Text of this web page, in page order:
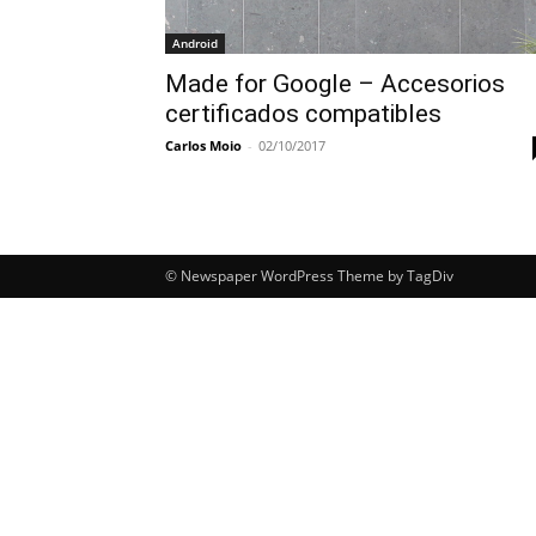
Android
Made for Google – Accesorios
certificados compatibles
Carlos Moio - 02/10/2017
© Newspaper WordPress Theme by TagDiv